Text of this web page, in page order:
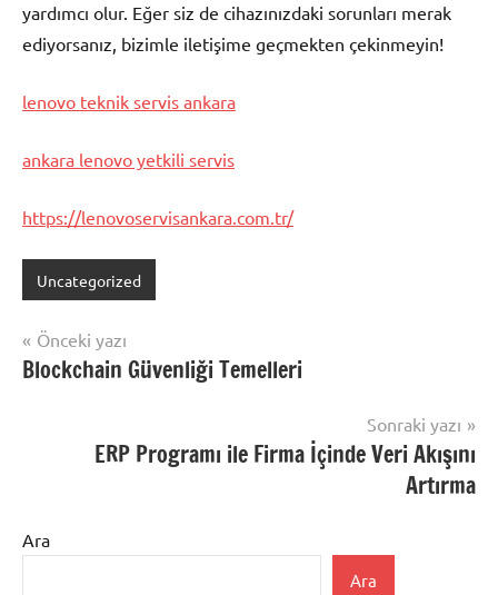
yardımcı olur. Eğer siz de cihazınızdaki sorunları merak
ediyorsanız, bizimle iletişime geçmekten çekinmeyin!
lenovo teknik servis ankara
ankara lenovo yetkili servis
https://lenovoservisankara.com.tr/
Uncategorized
Yazı
gezinmesi
Önceki yazı
Blockchain Güvenliği Temelleri
Sonraki yazı
ERP Programı ile Firma İçinde Veri Akışını
Artırma
Ara
Ara